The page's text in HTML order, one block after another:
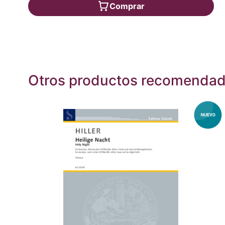
Comprar
Otros productos